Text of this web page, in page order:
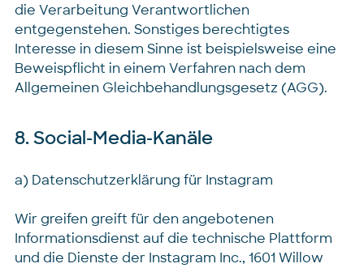
die Verarbeitung Verantwortlichen
entgegenstehen. Sonstiges berechtigtes
Interesse in diesem Sinne ist beispielsweise eine
Beweispflicht in einem Verfahren nach dem
Allgemeinen Gleichbehandlungsgesetz (AGG).
8. Social-Media-Kanäle
a) Datenschutzerklärung für Instagram
Wir greifen greift für den angebotenen
Informationsdienst auf die technische Plattform
und die Dienste der Instagram Inc., 1601 Willow